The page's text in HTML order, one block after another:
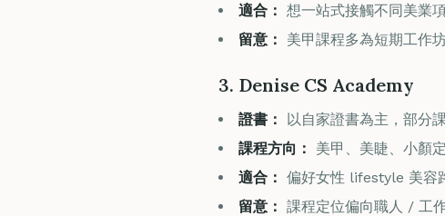
適合： 想一站式接觸不同美業
留意：
美甲課程多為短期工作
3. Denise CS Academy
證書：
以自家證書為主，部分
課程方向：
美甲、美睫、小顏
適合： 偏好女性 lifestyle 美容
留意： 課程定位偏向職人 / 工